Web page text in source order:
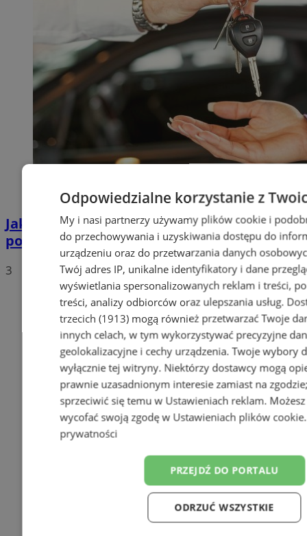
Jakie auta jeżdżą po tyskich, śląskich i
polskich drogach? Te wyniki Was zaskoczą!
3
Odpowiedzialne korzystanie z
My i nasi partnerzy używamy plików cookie i
do przechowywania i uzyskiwania dostępu do
urządzeniu oraz do przetwarzania danych
Twój adres IP, unikalne identyfikatory i dane
wyświetlania spersonalizowanych reklam i treści,
treści, analizy odbiorców oraz ulepszania usług.
trzecich (1913) mogą również przetwarzać Twoje
innych celach, w tym wykorzystywać precyzyjne
geolokalizacyjne i cechy urządzenia. Twoje wybory
wyłącznie tej witryny. Niektórzy dostawcy mogą
prawnie uzasadnionym interesie zamiast na
sprzeciwić się temu w Ustawieniach reklam.
wycofać swoją zgodę w Ustawieniach plików cookie
prywatności
PRZEJDŹ DO PORTALU
ODRZUĆ WSZYSTKIE